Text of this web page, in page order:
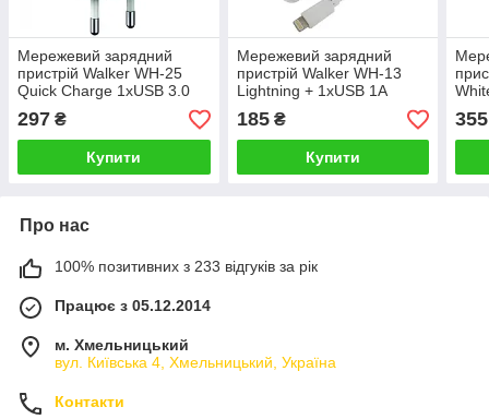
Мережевий зарядний
пристрій Walker WH-25
Quick Charge 1xUSB 3.0
2.4 A White
297 ₴
Купити
Мережевий зарядний
пристрій Walker WH-13
Lightning + 1xUSB 1A
White
185₴
Купити
355
Про нас
100% позитивних з 233 відгуків за рік
Працює з 05.12.2014
м. Хмельницький
вул. Київська 4, Хмельницький, Україна
Контакти